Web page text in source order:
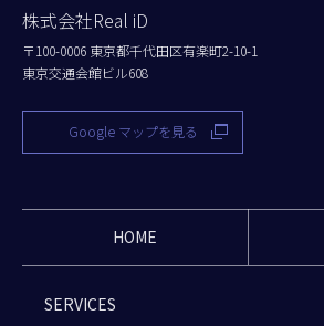
株式会社Real iD
〒100-0006 東京都千代田区有楽町2-10-1
東京交通会館ビル608
Google マップを見る
HOME
SERVICES